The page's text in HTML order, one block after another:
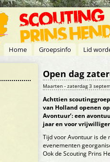
Home Groepsinfo Lid
Open dag
Maarten - zaterdag 3
Achttien
van Holland openen
Avontuur’: een
jaar en voor
Tijd voor Avontuur is de
evenementen
Ook de Scouting Prins